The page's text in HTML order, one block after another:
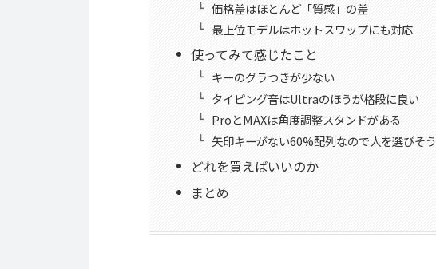
価格差はほとんど「質感」の差
最上位モデルはホットスワップにも対応
使ってみて感じたこと
キーのグラつきが少ない
タイピング音はUltraのほうが格段に良い
ProとMAXは角度調整スタンドがある
矢印キーがない60%配列なので人を選びそう
どれを買えばいいのか
まとめ